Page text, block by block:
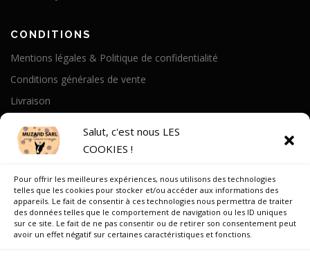
Salut, c'est nous LES
COOKIES !
Pour offrir les meilleures expériences, nous utilisons des technologies
telles que les cookies pour stocker et/ou accéder aux informations des
appareils. Le fait de consentir à ces technologies nous permettra de traiter
des données telles que le comportement de navigation ou les ID uniques
sur ce site. Le fait de ne pas consentir ou de retirer son consentement peut
avoir un effet négatif sur certaines caractéristiques et fonctions.
CONDITIONS
Mentions légales & Politique de confidentialité
Conditions générales de vente
Livraison
Notre Histoire
On parle de nous
Recrutement